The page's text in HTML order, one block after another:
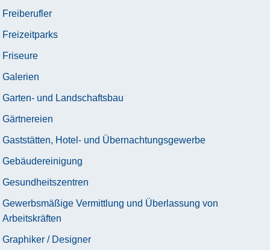
Freiberufler
Freizeitparks
Friseure
Galerien
Garten- und Landschaftsbau
Gärtnereien
Gaststätten, Hotel- und Übernachtungsgewerbe
Gebäudereinigung
Gesundheitszentren
Gewerbsmäßige Vermittlung und Überlassung von
Arbeitskräften
Graphiker / Designer